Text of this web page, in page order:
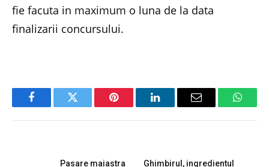
fie facuta in maximum o luna de la data
finalizarii concursului.
FacebookTwitter Pinterest LinkedInEmail
Pasare maiastra
Ghimbirul, ingredientul